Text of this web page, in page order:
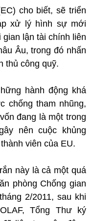
cho biết, sẽ triển
xử lý hình sự mới
lận tài chính liên
Âu, trong đó nhấn
thủ công quỹ.
hành động khá
chống tham nhũng,
đang là một trong
nên cuộc khủng
viên của EU.
này là cả một quá
phòng Chống gian
2/2011, sau khi
Tổng Thư ký